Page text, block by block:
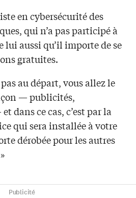
en cybersécurité des
qui n’a pas participé à
lui aussi qu’il importe de se
gratuites.
au départ, vous allez le
— publicités,
dans ce cas, c’est par la
qui sera installée à votre
dérobée pour les autres
Publicité